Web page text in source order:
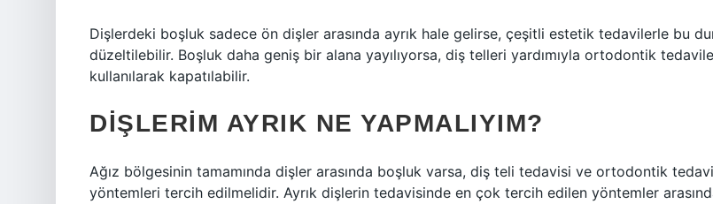
Dişlerdeki boşluk sadece ön dişler arasında ayrık hale gelirse, çeşitli estetik tedavilerle bu
düzeltilebilir. Boşluk daha geniş bir alana yayılıyorsa, diş telleri yardımıyla ortodontik
kullanılarak kapatılabilir.
DIŞLERIM AYRIK NE YAPMALIYIM?
Ağız bölgesinin tamamında dişler arasında boşluk varsa, diş teli tedavisi ve ortodontik tedavi
yöntemleri tercih edilmelidir. Ayrık dişlerin tedavisinde en çok tercih edilen yöntemler